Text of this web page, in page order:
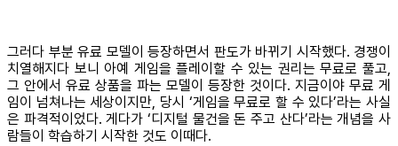
그러다 부분 유료 모델이 등장하면서 판도가 바뀌기 시작했다. 경쟁이
치열해지다 보니 아예 게임을 플레이할 수 있는 권리는 무료로 풀고,
그 안에서 유료 상품을 파는 모델이 등장한 것이다. 지금이야 무료 게
임이 넘쳐나는 세상이지만, 당시 ‘게임을 무료로 할 수 있다’라는 사실
은 파격적이었다. 게다가 ‘디지털 물건을 돈 주고 산다’라는 개념을 사
람들이 학습하기 시작한 것도 이때다.